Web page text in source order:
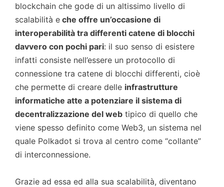
blockchain che gode di un altissimo livello di
scalabilità e che offre un’occasione di
interoperabilità tra differenti catene di blocchi
davvero con pochi pari: il suo senso di esistere
infatti consiste nell’essere un protocollo di
connessione tra catene di blocchi differenti, cioè
che permette di creare delle infrastrutture
informatiche atte a potenziare il sistema di
decentralizzazione del web tipico di quello che
viene spesso definito come Web3, un sistema nel
quale Polkadot si trova al centro come “collante”
di interconnessione.
Grazie ad essa ed alla sua scalabilità, diventano